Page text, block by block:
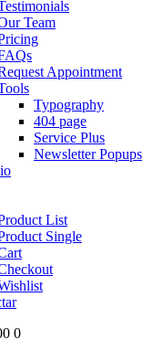
Team
Appointment
Typography
404 page
Service Plus
Newsletter Popups
List
Single
0